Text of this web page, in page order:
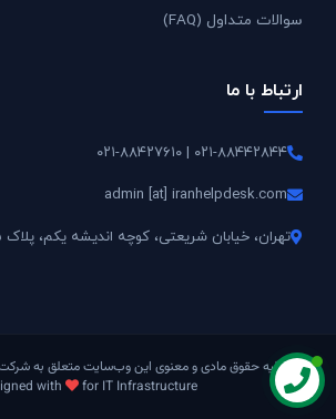
سوالات متداول (FAQ)
ارتباط با ما
۰۲۱-۸۸۴۴۲۸۴۴ | ۰۲۱-۸۸۴۲۷۶۱۰
admin [at] iranhelpdesk.com
تهران، خیابان شریعتی، کوچه اندیشه یکم، پلاک ۵، واحد ۶
کلیه حقوق مادی و معنوی این وب‌سایت متعلق به
with
for IT Infrastructure